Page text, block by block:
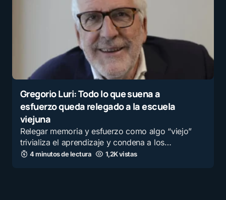
Gregorio Luri: Todo lo que suena a
esfuerzo queda relegado a la escuela
viejuna
Relegar memoria y esfuerzo como algo “viejo”
trivializa el aprendizaje y condena a los…
4 minutos de lectura 1,2K vistas